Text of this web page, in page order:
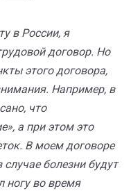
в России, я
договор. Но
этого договора,
Например, в
что
а при этом это
В моем договоре
болезни будут
ногу во время